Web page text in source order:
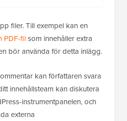
filer. Till exempel kan en
PDF-filsom innehåller extra
bör använda för detta inlägg.
kan författaren svara
innehållsteam kan diskutera
instrumentpanelen, och
externa